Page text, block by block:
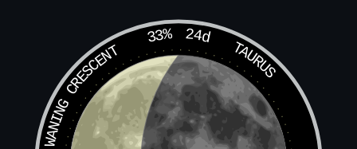
33% 24d
TAURUS
WANING CRESCENT